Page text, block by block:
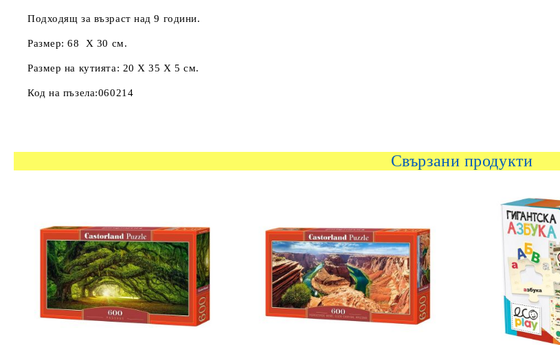
Подходящ за възраст над 9 години.
Размер: 68 Х 30 см.
Размер на кутията: 20 Х 35 Х 5 см.
Код на пъзела:060214
Свързани продукти